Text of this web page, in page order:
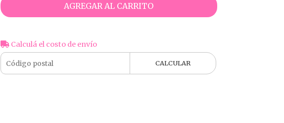
AGREGAR AL CARRITO
Calculá el costo de envío
CALCULAR